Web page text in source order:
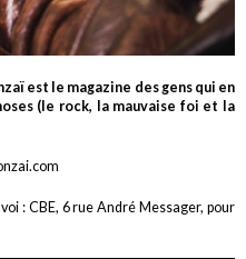
est le magazine des gens qui en
(le rock, la mauvaise foi et la
: CBE, 6 rue André Messager, pour